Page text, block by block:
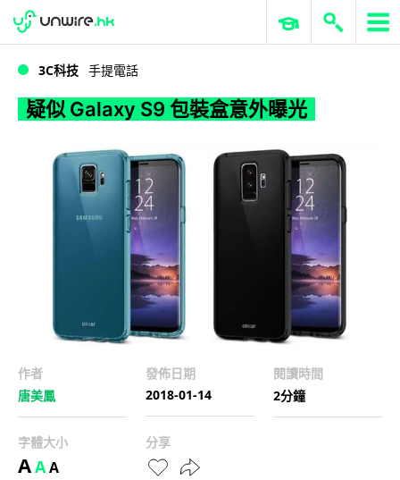
疑似 Galaxy S9 包裝盒意外曝光
WWDC 2026 ERP 與商業 AI
3C科技 手提電話
疑似 Galaxy S9 包裝盒意外曝光
作者
唐美鳳
發佈日期
2018-01-14
閱讀時間
2分鐘
字體大小
AAA
分享